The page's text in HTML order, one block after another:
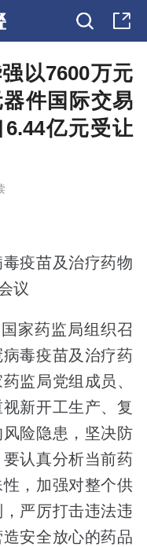
以7600万元
件国际交易
亿元受让
疫苗及治疗药物
议
家药监局组织召
毒疫苗及治疗药
监局党组成员、
新开工生产、复
险隐患，坚决防
认真分析当前药
，加强对整个供
严厉打击违法违
安全放心的药品